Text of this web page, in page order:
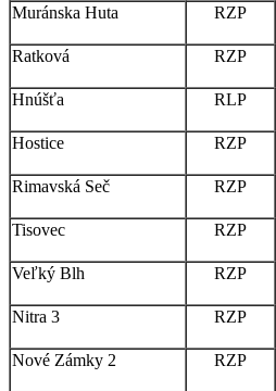
Muránska Huta
RZP
Ratková
RZP
Hnúšťa
RLP
Hostice
RZP
Rimavská Seč
RZP
Tisovec
RZP
Veľký Blh
RZP
Nitra 3
RZP
Nové Zámky 2
RZP